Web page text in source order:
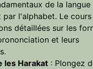
de la langue
par l'alphabet. Le
détaillées sur les
et leurs
les Harakat : Plongez